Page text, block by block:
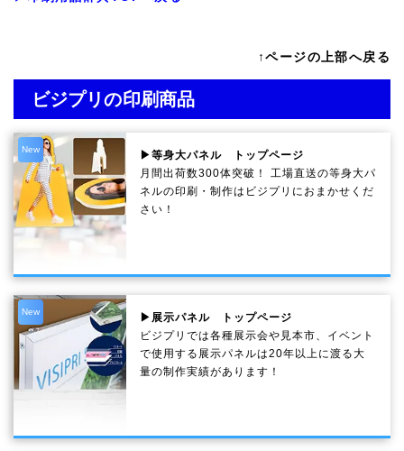
↑ページの上部へ戻る
ビジプリの印刷商品
New
▶等身大パネル トップページ
月間出荷数300体突破！ 工場直送の等身大パ
ネルの印刷・制作は ビジプリ におまかせくだ
さい！
New
▶展示パネル トップページ
ビジプリでは各種展示会や見本市、イベント
で使用する展示パネルは20年以上に渡る大
量の制作実績があります！